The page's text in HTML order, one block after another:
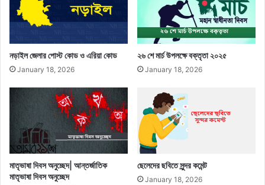
নড়াইল জেলার পোস্ট কোড ও এরিয়া কোড
January 18, 2026
২৬ শে মার্চ উপলক্ষে বক্তৃতা ২০২৫
January 18, 2026
মাতৃভাষা দিবস অনুচ্ছেদ| আন্তর্জাতিক
মাতৃভাষা দিবস অনুচ্ছেদ
ছেলেদের ছবিতে সুন্দর কমেন্ট
January 18, 2026